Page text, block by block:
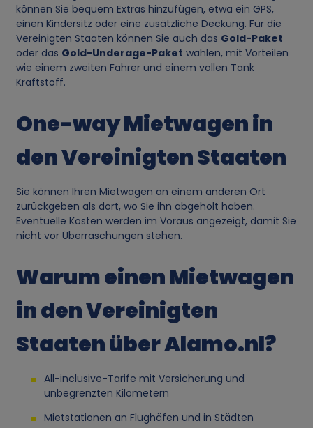
können Sie bequem Extras hinzufügen, etwa ein GPS,
einen Kindersitz oder eine zusätzliche Deckung. Für die
Vereinigten Staaten können Sie auch das Gold-Paket
oder das Gold-Underage-Paket wählen, mit Vorteilen
wie einem zweiten Fahrer und einem vollen Tank
Kraftstoff.
One-way Mietwagen in
den Vereinigten Staaten
Sie können Ihren Mietwagen an einem anderen Ort
zurückgeben als dort, wo Sie ihn abgeholt haben.
Eventuelle Kosten werden im Voraus angezeigt, damit Sie
nicht vor Überraschungen stehen.
Warum einen Mietwagen
in den Vereinigten
Staaten über Alamo.nl?
All-inclusive-Tarife mit Versicherung und
unbegrenzten Kilometern
Mietstationen an Flughäfen und in Städten
e
n
d
u
n
g
v
n
p
e